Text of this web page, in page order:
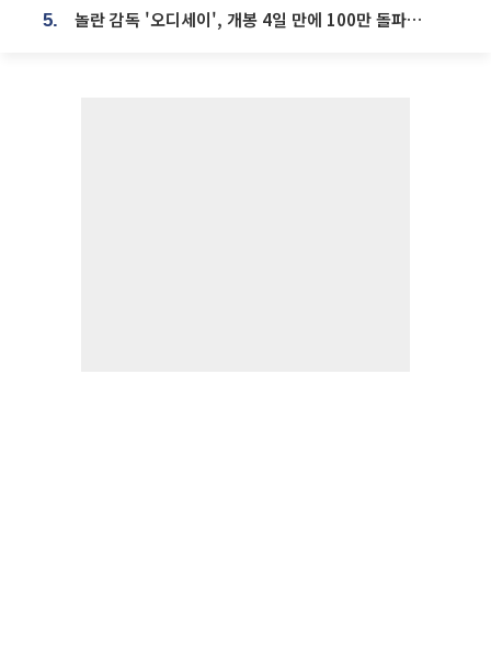
5. 놀란 감독 '오디세이', 개봉 4일 만에 100만 돌파⋯'왕사남' 보다 빠르다